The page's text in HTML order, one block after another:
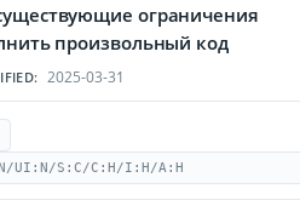
ограничения
произвольный код
2025-03-31
UI:N/S:C/C:H/I:H/A:H